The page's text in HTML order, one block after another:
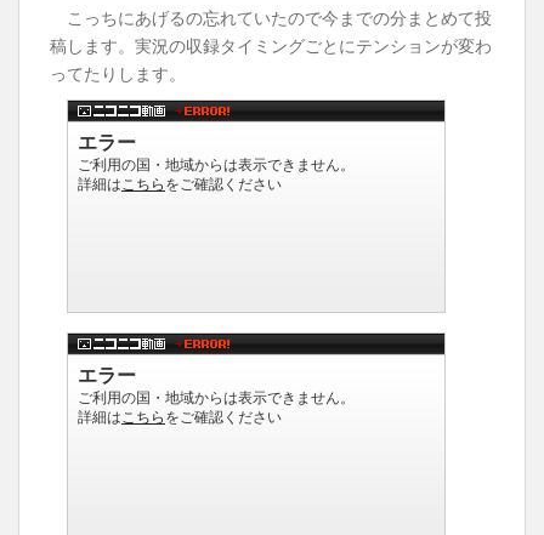
こっちにあげるの忘れていたので今までの分まとめて投
稿します。実況の収録タイミングごとにテンションが変わ
ってたりします。